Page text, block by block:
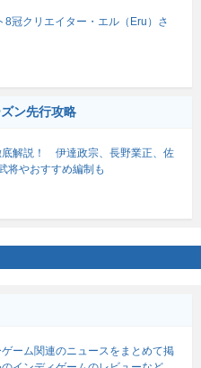
8冠クリエイター・エル（Eru）さ
ン先行攻略
底解説！ 伊達政宗、長野業正、佐
将やおすすめ編制も
ーム関連のニュースをまとめて掲